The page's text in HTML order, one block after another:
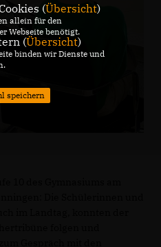
(Übersicht)
allein für den
Webseite benötigt.
(Übersicht)
binden wir Dienste und
speichern